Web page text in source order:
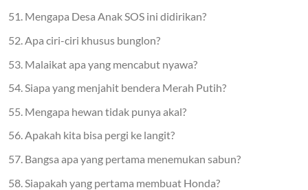
Mengapa Desa Anak SOS ini didirikan?
Apa ciri-ciri khusus bunglon?
Malaikat apa yang mencabut nyawa?
Siapa yang menjahit bendera Merah Putih?
Mengapa hewan tidak punya akal?
Apakah kita bisa pergi ke langit?
Bangsa apa yang pertama menemukan sabun?
Siapakah yang pertama membuat Honda?